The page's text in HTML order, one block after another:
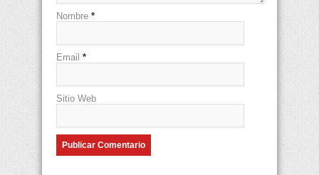
Nombre *
Email *
Sitio Web